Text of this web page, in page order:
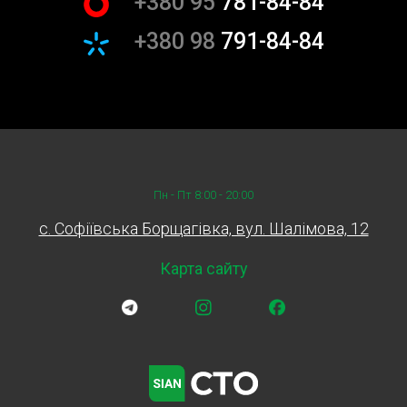
+380 98 791-84-84
Пн - Пт 8:00 - 20:00
c. Софіївська Борщагівка, вул. Шалімова, 12
Карта сайту